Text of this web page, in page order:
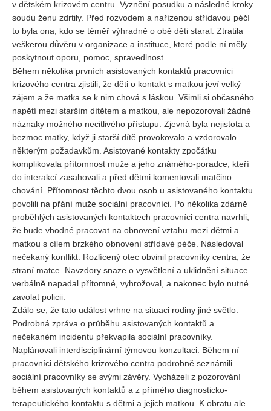
v dětském krizovém centru. Vyznění posudku a následné kroky
soudu ženu zdrtily. Před rozvodem a nařízenou střídavou péčí
to byla ona, kdo se téměř výhradně o obě děti staral. Ztratila
veškerou důvěru v organizace a instituce, které podle ní měly
poskytnout oporu, pomoc, spravedlnost.
Během několika prvních asistovaných kontaktů pracovníci
krizového centra zjistili, že děti o kontakt s matkou jeví velký
zájem a že matka se k nim chová s láskou. Všimli si občasného
napětí mezi starším dítětem a matkou, ale nepozorovali žádné
náznaky možného necitlivého přístupu. Zjevná byla nejistota a
bezmoc matky, když ji starší dítě provokovalo a vzdorovalo
některým požadavkům. Asistované kontakty zpočátku
komplikovala přítomnost muže a jeho známého-poradce, kteří
do interakcí zasahovali a před dětmi komentovali matčino
chování. Přítomnost těchto dvou osob u asistovaného kontaktu
povolili na přání muže sociální pracovníci. Po několika zdárně
proběhlých asistovaných kontaktech pracovníci centra navrhli,
že bude vhodné pracovat na obnovení vztahu mezi dětmi a
matkou s cílem brzkého obnovení střídavé péče. Následoval
nečekaný konflikt. Rozlícený otec obvinil pracovníky centra, že
straní matce. Navzdory snaze o vysvětlení a uklidnění situace
verbálně napadal přítomné, vyhrožoval, a nakonec bylo nutné
zavolat policii.
Zdálo se, že tato událost vrhne na situaci rodiny jiné světlo.
Podrobná zpráva o průběhu asistovaných kontaktů a
nečekaném incidentu překvapila sociální pracovníky.
Naplánovali interdisciplinární týmovou konzultaci. Během ní
pracovníci dětského krizového centra podrobně seznámili
sociální pracovníky se svými závěry. Vycházeli z pozorování
během asistovaných kontaktů a z přímého diagnosticko-
terapeutického kontaktu s dětmi a jejich matkou. K obratu ale